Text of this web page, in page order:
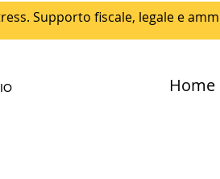
Supporto fiscale, legale e
Home